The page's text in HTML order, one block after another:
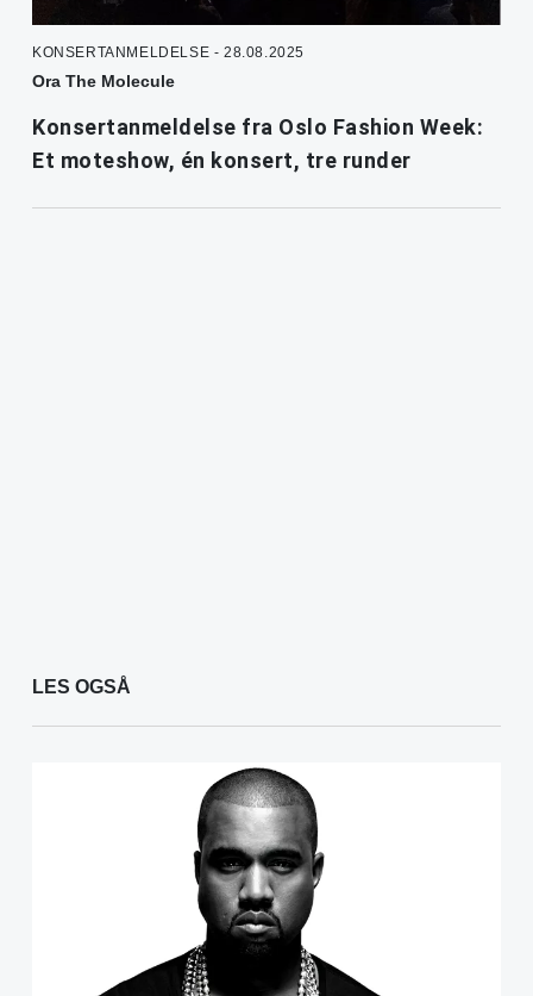
KONSERTANMELDELSE - 28.08.2025
Ora The Molecule
Konsertanmeldelse fra Oslo Fashion Week:
Et moteshow, én konsert, tre runder
LES OGSÅ